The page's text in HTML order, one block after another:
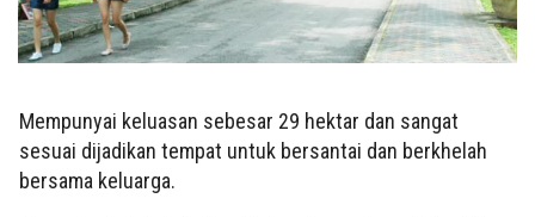
Mempunyai keluasan sebesar 29 hektar dan sangat
sesuai dijadikan tempat untuk bersantai dan berkhelah
bersama keluarga.